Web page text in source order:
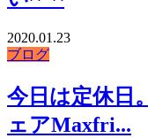
2020.01.23
ブログ
今日は定休日
ェアMaxfri...